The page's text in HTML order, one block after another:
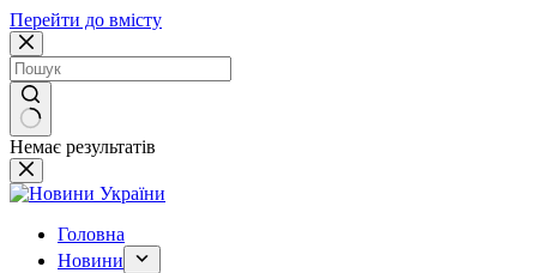
Перейти до вмісту
Немає результатів
Головна
Новини